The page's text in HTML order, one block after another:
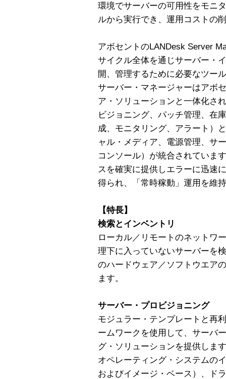
環境でサーバーの可用性をモニ
ルから実行でき、運用コストの
アボセントのLANDesk Server
サイクル全体を通じサーバー・
開、管理するために必要なツー
サーバー・マネージャーはアボ
ア・ソリューションと一体化さ
ビジョニング、パッチ管理、在
成、モニタリング、アラート）
ャル・メディア、電源管理、サ
コンソール）が統合されていま
スを確実に提供しエラーに迅速
得られ、「常時稼動」運用を維
【特長】
検索とインベントリ
ローカル／リモートのネットワ
理下に入っていないサーバーを
のハードウェア／ソフトウエア
ます。
サーバー・プロビジョニング
モジュラー・テンプレートと再
ームワークを使用して、サーバ
グ・ソリューションを提供しま
オペレーティング・システムの
およびイメージ・ベース）、ド